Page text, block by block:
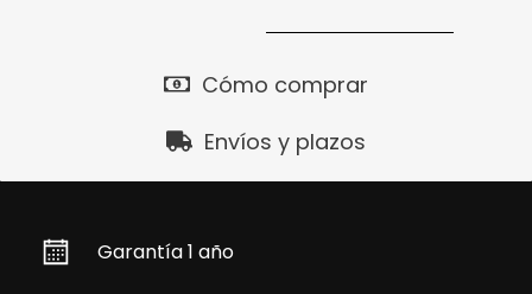
Cómo comprar
Envíos y plazos
Garantía 1 año